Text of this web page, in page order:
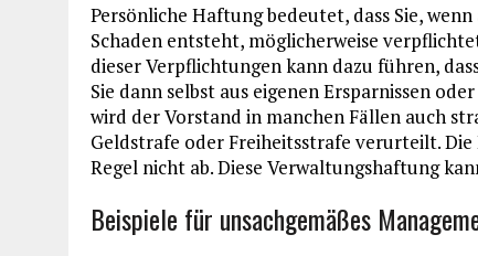
Persönliche Haftung bedeutet, dass Sie,
Schaden entsteht, möglicherweise
dieser Verpflichtungen kann dazu führen,
Sie dann selbst aus eigenen Ersparnissen
wird der Vorstand in manchen Fällen auch
Geldstrafe oder Freiheitsstrafe verurteilt.
Regel nicht ab. Diese Verwaltungshaftung
Beispiele für unsachgemäßes